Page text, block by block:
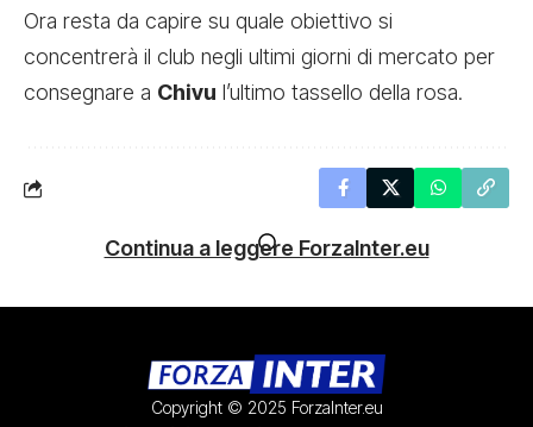
Ora resta da capire su quale obiettivo si
concentrerà il club negli ultimi giorni di mercato per
consegnare a Chivu l’ultimo tassello della rosa.
Continua a leggere ForzaInter.eu
Copyright © 2025 ForzaInter.eu